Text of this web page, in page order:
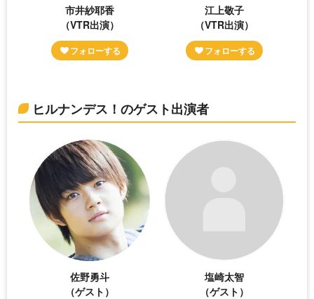
市井紗耶香
（VTR出演）
江上敬子
（VTR出演）
ヒルナンデス！のゲスト出演者
佐野勇斗
（ゲスト）
塩崎太智
（ゲスト）